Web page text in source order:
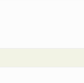
Obra | Tropical elige